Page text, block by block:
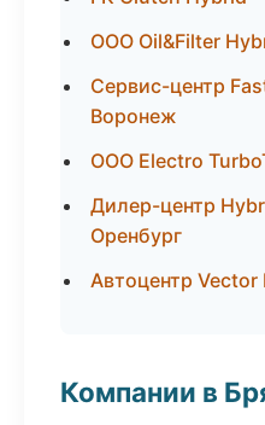
ООО Oil&Filter
Сервис-центр
Воронеж
ООО Electro
Дилер-центр
Оренбург
Автоцентр
Компании в